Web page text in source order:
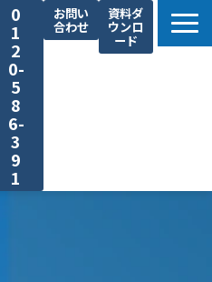
0
1
2
0-
5
8
6-
3
9
1
お問い
合わせ
資料ダ
ウンロ
ード